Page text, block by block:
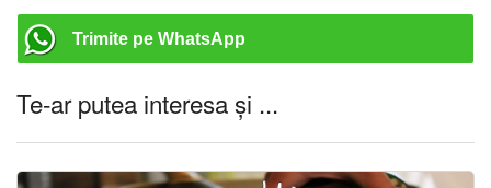
Trimite pe WhatsApp
Te-ar putea interesa și ...